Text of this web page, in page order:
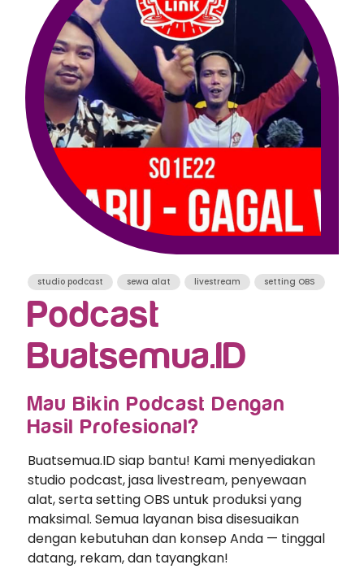
studio podcast sewa alat livestream setting OBS
Podcast
Buatsemua.ID
Mau Bikin Podcast Dengan
Hasil Profesional?
Buatsemua.ID siap bantu! Kami menyediakan
studio podcast, jasa livestream, penyewaan
alat, serta setting OBS untuk produksi yang
maksimal. Semua layanan bisa disesuaikan
dengan kebutuhan dan konsep Anda — tinggal
datang, rekam, dan tayangkan!